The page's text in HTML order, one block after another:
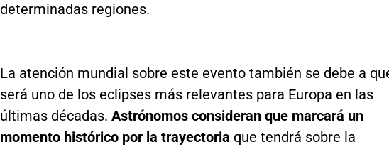
determinadas regiones.
La atención mundial sobre este evento también se debe a
será uno de los eclipses más relevantes para Europa en las
últimas décadas. Astrónomos consideran que marcará un
momento histórico por la trayectoria que tendrá sobre la